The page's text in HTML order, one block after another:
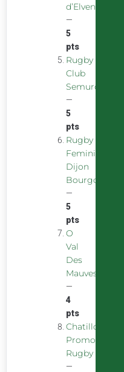
d’Elven
—
5
pts
Rugby
Club
Semurois
—
5
pts
Rugby
Feminin
Dijon
Bourgogne
—
5
pts
O
Val
Des
Mauves
—
4
pts
Chatillon
Promotion
Rugby
—